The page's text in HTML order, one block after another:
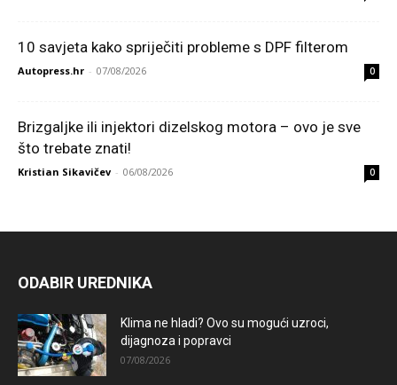
10 savjeta kako spriječiti probleme s DPF filterom
Autopress.hr - 07/08/2026 0
Brizgaljke ili injektori dizelskog motora – ovo je sve
što trebate znati!
Kristian Sikavičev - 06/08/2026 0
ODABIR UREDNIKA
Klima ne hladi? Ovo su mogući uzroci,
dijagnoza i popravci
07/08/2026